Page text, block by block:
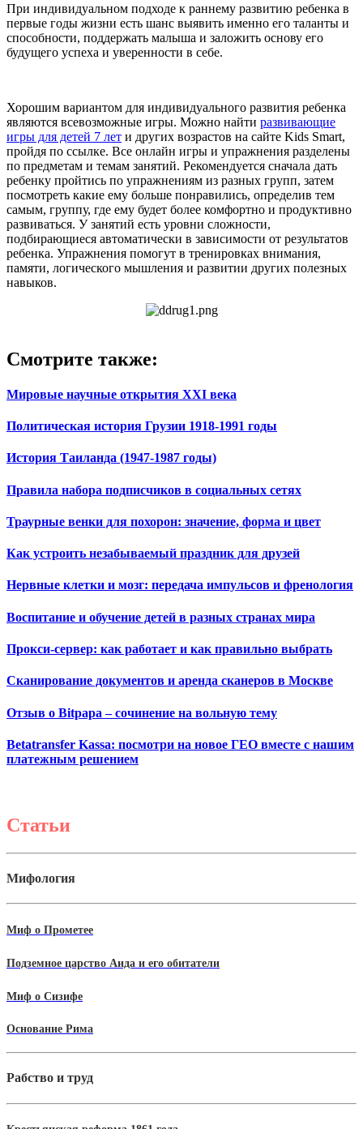
При индивидуальном подходе к раннему развитию ребенка в
первые годы жизни есть шанс выявить именно его таланты и
способности, поддержать малыша и заложить основу его
будущего успеха и уверенности в себе.
Хорошим вариантом для индивидуального развития ребенка
являются всевозможные игры. Можно найти развивающие
игры для детей 7 лет и других возрастов на сайте Kids Smart,
пройдя по ссылке. Все онлайн игры и упражнения разделены
по предметам и темам занятий. Рекомендуется сначала дать
ребенку пройтись по упражнениям из разных групп, затем
посмотреть какие ему больше понравились, определив тем
самым, группу, где ему будет более комфортно и продуктивно
развиваться. У занятий есть уровни сложности,
подбирающиеся автоматически в зависимости от результатов
ребенка. Упражнения помогут в тренировках внимания,
памяти, логического мышления и развитии других полезных
навыков.
Смотрите также:
Мировые научные открытия ХХI века
Политическая история Грузии 1918-1991 годы
История Таиланда (1947-1987 годы)
Правила набора подписчиков в социальных сетях
Траурные венки для похорон: значение, форма и цвет
Как устроить незабываемый праздник для друзей
Нервные клетки и мозг: передача импульсов и френология
Воспитание и обучение детей в разных странах мира
Прокси-сервер: как работает и как правильно выбрать
Сканирование документов и аренда сканеров в Москве
Отзыв о Bitpapa – сочинение на вольную тему
Betatransfer Kassa: посмотри на новое ГЕО вместе с нашим
платежным решением
Статьи
Мифология
Миф о Прометее
Подземное царство Аида и его обитатели
Миф о Сизифе
Основание Рима
Рабство и труд